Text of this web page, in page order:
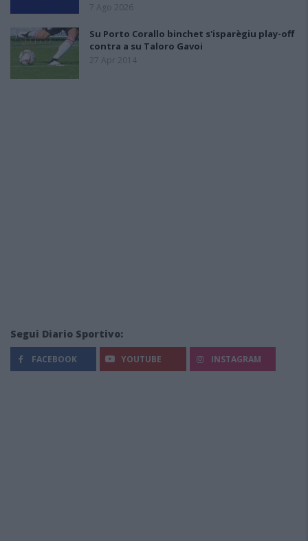
7 Ago 2026
Su Porto Corallo binchet s'isparègiu play-off
contra a su Taloro Gavoi
27 Apr 2014
Segui Diario Sportivo:
FACEBOOK YOUTUBE INSTAGRAM